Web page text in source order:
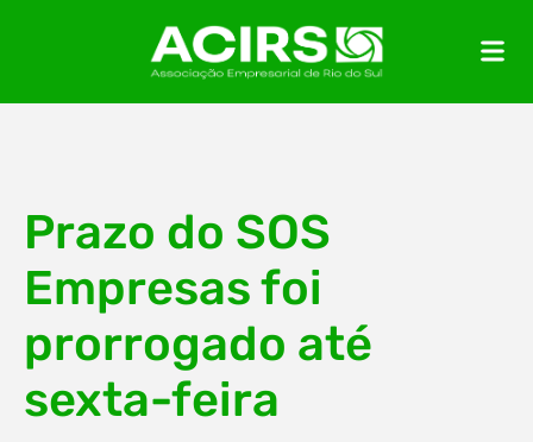
Prazo do SOS
Empresas foi
prorrogado até
sexta-feira